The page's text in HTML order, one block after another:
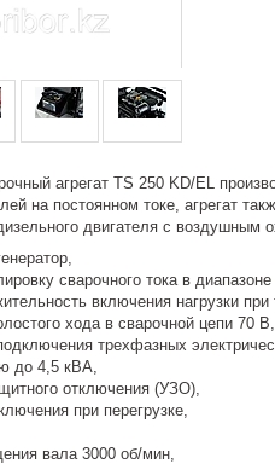
агрегат TS 250 KD/EL
на постоянном токе, агрегат
двигателя с
сварочного тока в
включения нагрузки при
хода в сварочной цепи 70 В,
трехфазных
до 4,5 кВА,
отключения (УЗО),
при перегрузке,
вала 3000 об/мин,